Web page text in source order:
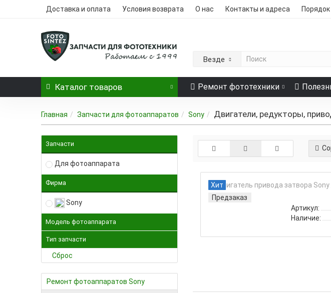
Доставка и оплата Условия возврата О нас Контакты и адреса
Везде
Каталог товаров Ремонт фототехники
Главная Запчасти для фотоаппаратов Sony Двигатели, редукторы,
Запчасти
Для фотоаппарата
Фирма
Sony
Модель фотоаппарата
Тип запчасти
Сброс
Ремонт фотоаппаратов Sony
Хит
Предзаказ
Артикул:
Наличие: